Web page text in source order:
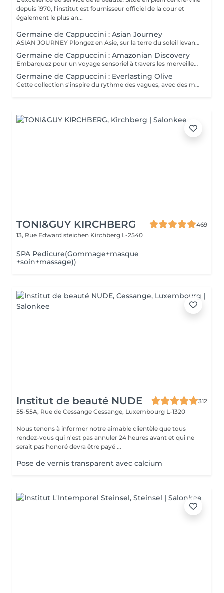
depuis 1970, l'institut est fournisseur officiel de la cour et
également le plus an...
Germaine de Cappuccini : Asian Journey
ASIAN JOURNEY Plongez en Asie, sur la terre du soleil levant, où chaque détail est conçu pour offrir harmonie et équilibre grâce à des soins exclusifs qui capturent l'esprit zen des anciens rituels japonais, infusés avec l'essence culturelle et cérémonielle du thé. La collection présente un parfum neuro-scientifiquement prouvé qui favorise l'harmonie et l'équilibre entre le corps et l'esprit. Des notes lactées enveloppantes s'associent à des bois crémeux sophistiqués et à des fruits exotiques. ACTIMOOD PROGRAM® : WELLBEINGMATCHA RENEWAL EXFOLIATION POUR LE CORPS Rituel d'exfoliation conçu pour révéler une peau douce et radieuse. Une formule exclusive à effet antioxydant qui enveloppe le corps d'une étreinte nourrissante et transformatrice. La caresse de sa texture gel extraordinaire permet une exfoliation aussi efficace qu'agréable. SERENITY SANCTUARY MASSAGE CORPOREL Inspiré du Shiatsu, une technique millénaire originaire du Japon, ce massage à effet relaxant vise à harmoniser le rythme naturel du corps en travaillant les méridiens énergétiques. La texture douce du lait de massage facilite le traitement, garantissant une glisse douce et agréable, tout en vous plongeant dans une atmosphère de profonde sérénité. ZEN CEREMONY RITUEL Conçu pour harmoniser le corps et l'esprit, ce rituel corporel associe la préparation et le soin de la peau à la philosophie orientale de l'équilibre holistique. Inspiré par le travail des méridiens énergétiques, il favorise un sentiment de bien-être total et profond.
Germaine de Cappuccini : Amazonian Discovery
Embarquez pour un voyage sensoriel à travers les merveilles de l'Amérique du Sud, où chaque soin capture la richesse de ses paysages et vous invite à découvrir ses ingrédients exotiques, récoltés de manière durable. La collection présente un parfum neuro-scientifiquement prouvé qui aide à augmenter la sensation d'énergie avec une combinaison de fruits tropicaux épicés. ACTIMOOD PROGRAM® : ENERGY VIVID AWAKENING-SOIN VISAGE Inspirée des secrets de beauté de l'Amazonie, cette expérience sensorielle associe une sélection minutieuse d'ingrédients exotiques qui réveillent la vitalité du visage. Dès les premiers instants, le rituel cérémoniel oriente les sens vers un paradis de calme et de sérénité, de connexion avec la nature, tandis que la peau vibre et se transforme.BIENFAITS Soin de la peau, douceur et hydratation* intense. Rajeunissement et amélioration de la texture de la peau. Le soin apporte une sensation de calme et de détente qui combat le stress. VITALITY RENEWAL-EXFOLIATION CORPORELLE Rituel d'exfoliation conçu pour révéler une peau douce et radieuse. Grâce à une synergie d'ingrédients de la plus haute qualité combinée à une technique évocatrice, ce beurre à la texture fondante ne renouvelle pas seulement la peau, mais procure également une sensation de revitalisation de l'âme. BLOOM SENSATION-MASSAGE CORPOREL Inspiré du massage holistique et énergétique « Lomi Lomi », ce nectar à base gélifiée se transforme en une huile luxueuse au contact de la peau, idéale pour être travaillée avec les mains et les avant-bras tout en enveloppant les sens d'une aura de bien-être total. VIBRANT REBIRTH-RITUEL Conçu pour harmoniser le corps et l'esprit, ce rituel corporel offre une expérience complète de soin et de préparation de la peau. Grâce à l'énergie vibrante de la nature, il favorise un profond sentiment de renaissance et d'éveil d'une nouvelle vitalité de la peau. RAINFOREST HARMONY-RITUEL Inspirés par l'étreinte de la Terre Mère, les savoirs anciens se mêlent à des techniques innovantes, créant une mosaïque de soins qui enveloppent le corps et l'esprit. Un rituel transformateur qui associe un soin du visage revitalisant à un massage énergisant, garantissant une expérience d'harmonie et de bien-être.
Germaine de Cappuccini : Everlasting Olive
Cette collection s'inspire du rythme des vagues, avec des mouvements longs et fluides qui imitent le rythme de la mer touchant le rivage. Chaque mouvement s'adapte au corps dans des mouvements ondulants, créant une expérience sensorielle profonde qui : Réduit le stress et libère les tensions musculaires. L'apport en oxygène s'améliore et les tissus sont revitalisés.
TONI&GUY KIRCHBERG
469
13, Rue Edward steichen Kirchberg L-2540
SPA Pedicure(Gommage+masque
+soin+massage))
Institut de beauté NUDE
312
55-55A, Rue de Cessange Cessange, Luxembourg L-1320
Nous tenons à informer notre aimable clientèle que tous
rendez-vous qui n'est pas annuler 24 heures avant et qui ne
serait pas honoré devra être payé ...
Pose de vernis transparent avec calcium